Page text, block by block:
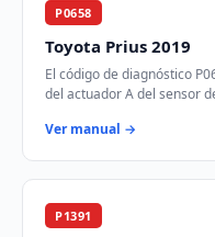
P0658
Toyota Prius 2019
El código de diagnóstico
del actuador A del sensor
Ver manual →
P1391